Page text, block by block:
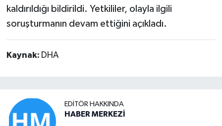
kaldırıldığı bildirildi. Yetkililer, olayla ilgili
soruşturmanın devam ettiğini açıkladı.
Kaynak: DHA
EDITÖR HAKKINDA
HABER MERKEZİ